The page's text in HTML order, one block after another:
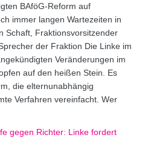
BAföG-Reform auf
immer langen Wartezeiten in
Schaft, Fraktionsvorsitzender
der Fraktion Die Linke im
Veränderungen im
auf den heißen Stein. Es
die elternunabhängig
Verfahren vereinfacht. Wer
gegen Richter: Linke fordert